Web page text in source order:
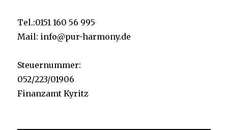
Tel.:0151 160 56 995
Mail: info@pur-harmony.de
Steuernummer:
052/223/01906
Finanzamt Kyritz